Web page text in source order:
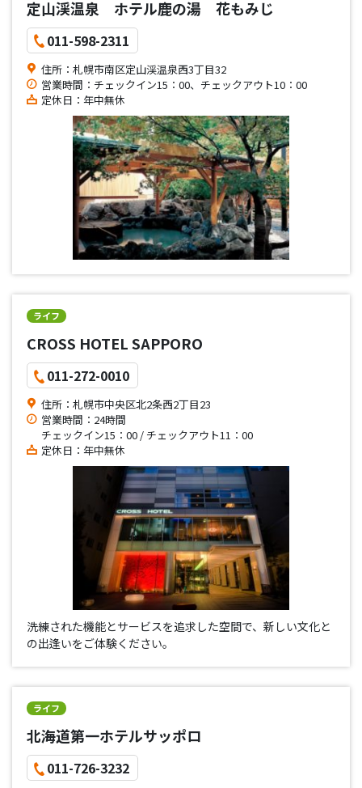
定山渓温泉 ホテル鹿の湯 花もみじ
011-598-2311
住所：札幌市南区定山渓温泉西3丁目32
営業時間：チェックイン15：00、チェックアウト10：00
定休日：年中無休
ライフ
CROSS HOTEL SAPPORO
011-272-0010
住所：札幌市中央区北2条西2丁目23
営業時間：24時間
チェックイン15：00 / チェックアウト11：00
定休日：年中無休
洗練された機能とサービスを追求した空間で、新しい文化と
の出逢いをご体験ください。
ライフ
北海道第一ホテルサッポロ
011-726-3232